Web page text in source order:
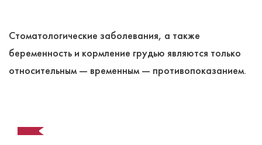
Стоматологические заболевания, а также
беременность и кормление грудью являются только
относительным ― временным ― противопоказанием.